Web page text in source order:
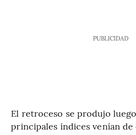
PUBLICIDAD
El retroceso se produjo
principales índices venían